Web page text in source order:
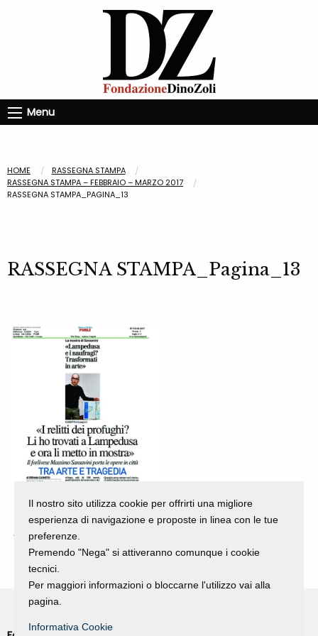
Menu
HOME
RASSEGNA STAMPA
RASSEGNA STAMPA – FEBBRAIO – MARZO 2017
RASSEGNA STAMPA_PAGINA_13
RASSEGNA STAMPA_Pagina_13
Il nostro sito utilizza cookie per offrirti una migliore
esperienza di navigazione e proposte in linea con le tue
preferenze.
Premendo "Nega" si attiveranno comunque i cookie
tecnici.
Per maggiori informazioni o bloccarne l'utilizzo vai alla
pagina.
Informativa Cookie